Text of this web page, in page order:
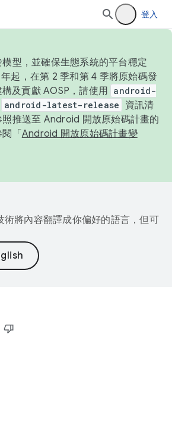
登入
型，並確保生態系統的平台穩定
起，在第 2 季和第 4 季將原始碼發
及貢獻 AOSP，請使用 android-
android-latest-release
資訊清
推送至 Android 開放原始碼計畫的
「 Android 開放原始碼計畫變
將內容翻譯成你偏好的語言，但可